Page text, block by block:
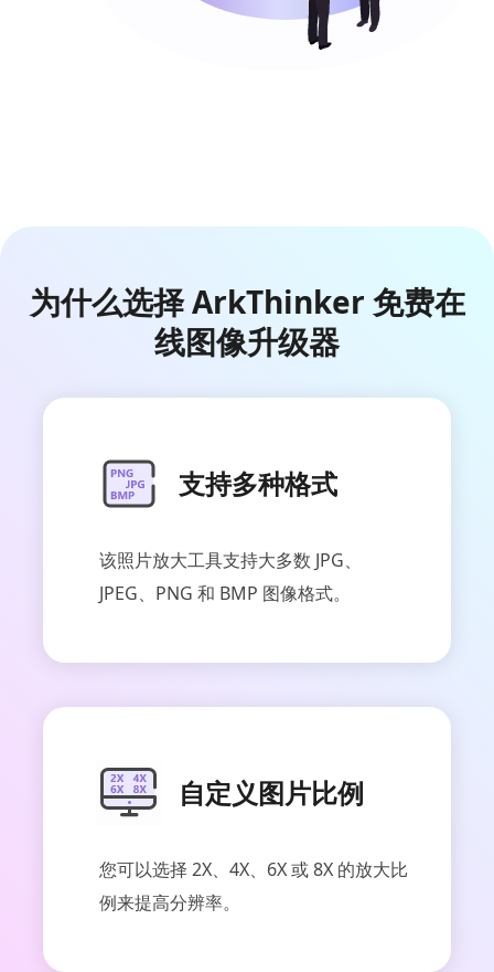
为什么选择 ArkThinker 免费在
线图像升级器
支持多种格式
该照片放大工具支持大多数 JPG、
JPEG、PNG 和 BMP 图像格式。
自定义图片比例
您可以选择 2X、4X、6X 或 8X 的放大比
例来提高分辨率。